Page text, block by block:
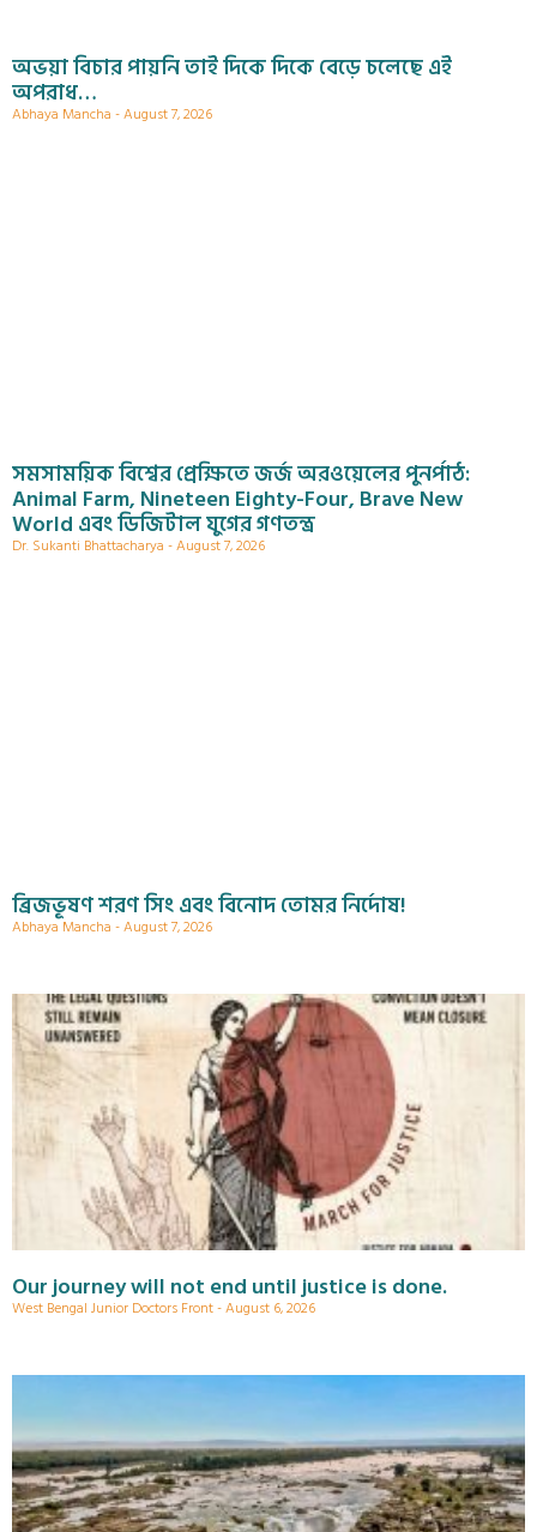
অভয়া বিচার পায়নি তাই দিকে দিকে বেড়ে চলেছে এই
অপরাধ…
Abhaya Mancha August 7, 2026
সমসাময়িক বিশ্বের প্রেক্ষিতে জর্জ অরওয়েলের পুনর্পাঠ:
Animal Farm, Nineteen Eighty-Four, Brave New
World এবং ডিজিটাল যুগের গণতন্ত্র
Dr. Sukanti Bhattacharya August 7, 2026
ব্রিজভূষণ শরণ সিং এবং বিনোদ তোমর নির্দোষ!
Abhaya Mancha August 7, 2026
Our journey will not end until justice is done.
West Bengal Junior Doctors Front August 6, 2026